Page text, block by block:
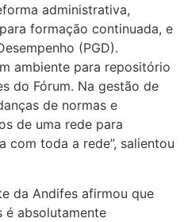
administrativa,
formação continuada, e
(PGD).
ambiente para repositório
do Fórum. Na gestão de
de normas e
de uma rede para
toda a rede”, salientou
da Andifes afirmou que
é absolutamente